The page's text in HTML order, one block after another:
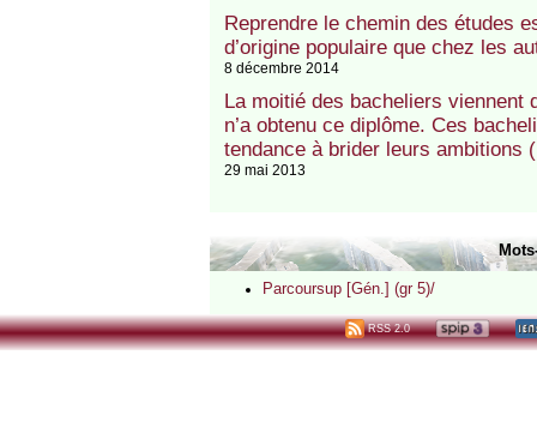
Reprendre le chemin des études
d’origine populaire que chez les
8 décembre 2014
La moitié des bacheliers viennent
n’a obtenu ce diplôme. Ces
tendance à brider leurs ambitions
29 mai 2013
Parcoursup [Gén.] (gr 5)/
RSS 2.0